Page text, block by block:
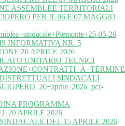
ASSEMBLEE TERRITORIALI
PER IL 06 E 07 MAGGIO
05-26
INFORMATIVA NR. 5
20 APRILE 2026
UNITARIO TECNICI
SINDACALI
PROGRAMMA
20 APRILE 2026
DEL 15 APRILE 2026